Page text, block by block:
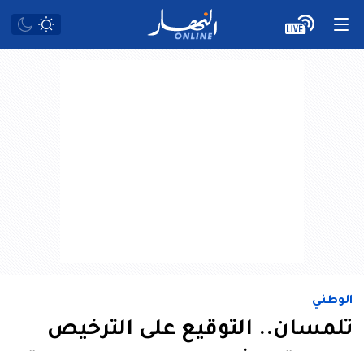
الوطني
تلمسان.. التوقيع على الترخيص